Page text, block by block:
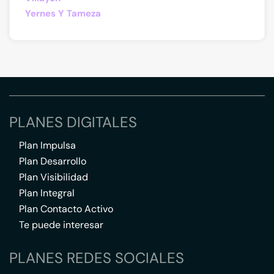
Yernes Y Tameza
PLANES DIGITALES
Plan Impulsa
Plan Desarrollo
Plan Visibilidad
Plan Integral
Plan Contacto Activo
Te puede interesar
PLANES REDES SOCIALES